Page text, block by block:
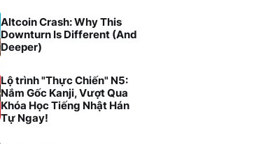
Altcoin Crash: Why This
Downturn Is Different (And
Deeper)
Lộ trình "Thực Chiến" N5:
Nắm Gốc Kanji, Vượt Qua
Khóa Học Tiếng Nhật Hán
Tự Ngay!